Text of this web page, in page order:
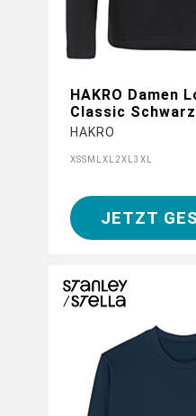
HAKRO Damen
Classic Schwarz
HAKRO
XSS M LXL2XL3XL
JETZT